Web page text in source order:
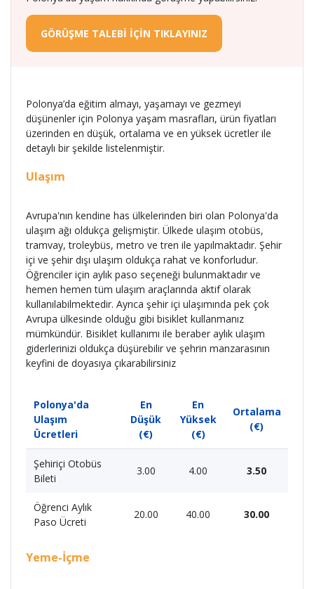
GÖRÜŞME TALEBİ İÇİN TIKLAYINIZ
Polonya’da eğitim almayı, yaşamayı ve gezmeyi
düşünenler için Polonya yaşam masrafları, ürün fiyatları
üzerinden en düşük, ortalama ve en yüksek ücretler ile
detaylı bir şekilde listelenmiştir.
Ulaşım
Avrupa'nın kendine has ülkelerinden biri olan Polonya'da
ulaşım ağı oldukça gelişmiştir. Ülkede ulaşım otobüs,
tramvay, troleybüs, metro ve tren ile yapılmaktadır. Şehir
içi ve şehir dışı ulaşım oldukça rahat ve konforludur.
Öğrenciler için aylık paso seçeneği bulunmaktadır ve
hemen hemen tüm ulaşım araçlarında aktif olarak
kullanılabilmektedir. Ayrıca şehir içi ulaşımında pek çok
Avrupa ülkesinde olduğu gibi bisiklet kullanmanız
mümkündür. Bisiklet kullanımı ile beraber aylık ulaşım
giderlerinizi oldukça düşürebilir ve şehrin manzarasının
keyfini de doyasıya çıkarabilirsiniz
Polonya'da
Ulaşım
Ücretleri
En
Düşük
(€)
En
Yüksek
(€)
Ortalama
(€)
Şehiriçi Otobüs
Bileti
3.00 4.00 3.50
Öğrenci Aylık
Paso Ücreti
20.00 40.00 30.00
Yeme-İçme